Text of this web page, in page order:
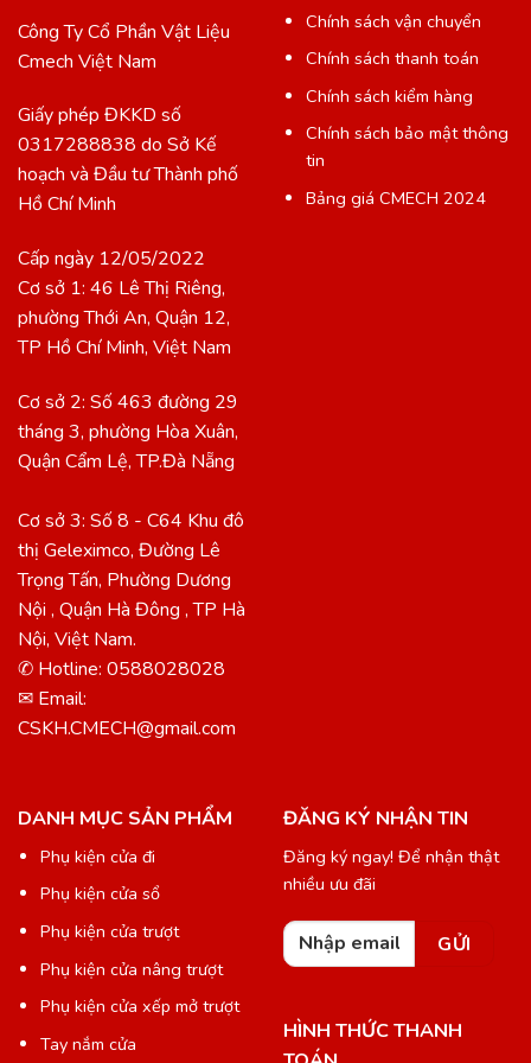
Công Ty Cổ Phần Vật Liệu
Cmech Việt Nam
Giấy phép ĐKKD số
0317288838 do Sở Kế
hoạch và Đầu tư Thành phố
Hồ Chí Minh
Cấp ngày 12/05/2022
Cơ sở 1: 46 Lê Thị Riêng,
phường Thới An, Quận 12,
TP Hồ Chí Minh, Việt Nam
Cơ sở 2: Số 463 đường 29
tháng 3, phường Hòa Xuân,
Quận Cẩm Lệ, TP.Đà Nẵng
Cơ sở 3: Số 8 - C64 Khu đô
thị Geleximco, Đường Lê
Trọng Tấn, Phường Dương
Nội , Quận Hà Đông , TP Hà
Nội, Việt Nam.
✆ Hotline: 0588028028
✉ Email:
CSKH.CMECH@gmail.com
Chính sách vận chuyển
Chính sách thanh toán
Chính sách kiểm hàng
Chính sách bảo mật thông
tin
Bảng giá CMECH 2024
DANH MỤC SẢN PHẨM
Phụ kiện cửa đi
Phụ kiện cửa sổ
Phụ kiện cửa trượt
Phụ kiện cửa nâng trượt
Phụ kiện cửa xếp mở trượt
Tay nắm cửa
ĐĂNG KÝ NHẬN TIN
Đăng ký ngay! Để nhận thật
nhiều ưu đãi
HÌNH THỨC THANH